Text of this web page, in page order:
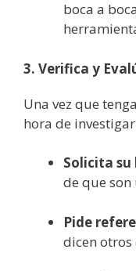
boca a
3. Verifica y
Una vez que
hora de
Solicita
de que
Pide
dicen otros